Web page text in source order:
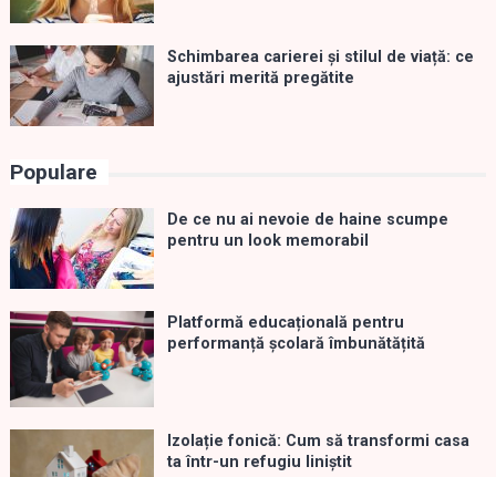
Schimbarea carierei și stilul de viață: ce
ajustări merită pregătite
Populare
De ce nu ai nevoie de haine scumpe
pentru un look memorabil
Platformă educațională pentru
performanță școlară îmbunătățită
Izolație fonică: Cum să transformi casa
ta într-un refugiu liniștit